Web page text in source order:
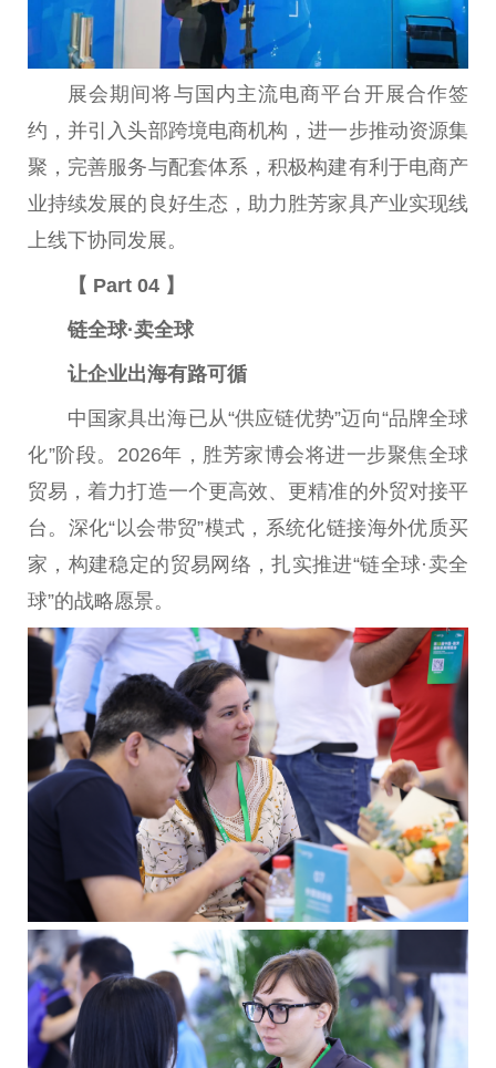
展会期间将与国内主流电商平台开展合作签
约，并引入头部跨境电商机构，进一步推动资源集
聚，完善服务与配套体系，积极构建有利于电商产
业持续发展的良好生态，助力胜芳家具产业实现线
上线下协同发展。
【 Part 04 】
链全球·卖全球
让企业出海有路可循
中国家具出海已从“供应链优势”迈向“品牌全球
化”阶段。2026年，胜芳家博会将进一步聚焦全球
贸易，着力打造一个更高效、更精准的外贸对接平
台。深化“以会带贸”模式，系统化链接海外优质买
家，构建稳定的贸易网络，扎实推进“链全球·卖全
球”的战略愿景。